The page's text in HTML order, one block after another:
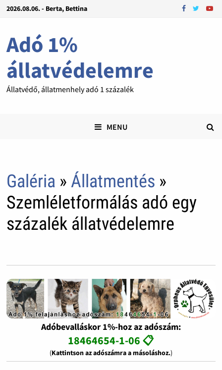
2026.08.06. - Berta, Bettina
Adó 1%
állatvédelemre
Állatvédő, állatmenhely adó 1 százalék
MENU
Galéria » Állatmentés »
Szemléletformálás adó egy
százalék állatvédelemre
Adóbevalláskor 1%-hoz az adószám:
18464654-1-06 📋
(Kattintson az adószámra a másoláshoz.)